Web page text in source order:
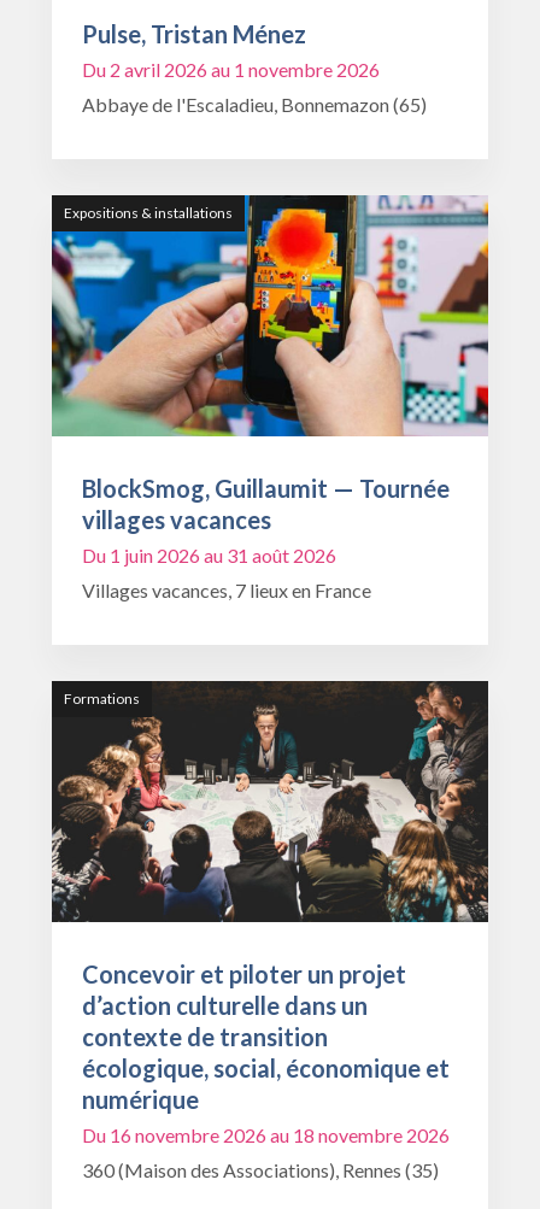
Pulse, Tristan Ménez
Du 2 avril 2026 au 1 novembre 2026
Abbaye de l'Escaladieu, Bonnemazon (65)
Expositions & installations
BlockSmog, Guillaumit — Tournée
villages vacances
Du 1 juin 2026 au 31 août 2026
Villages vacances, 7 lieux en France
Formations
Concevoir et piloter un projet
d’action culturelle dans un
contexte de transition
écologique, social, économique et
numérique
Du 16 novembre 2026 au 18 novembre 2026
360 (Maison des Associations), Rennes (35)